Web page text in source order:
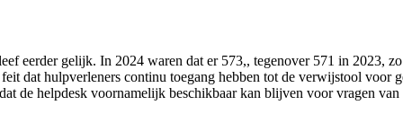
eerder gelijk. In 2024 waren dat er 573,, tegenover 571 in 2023,
dat hulpverleners continu toegang hebben tot de verwijstool
de helpdesk voornamelijk beschikbaar kan blijven voor vragen van